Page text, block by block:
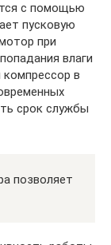
с помощью
пусковую
при
влаги
в
срок службы
позволяет